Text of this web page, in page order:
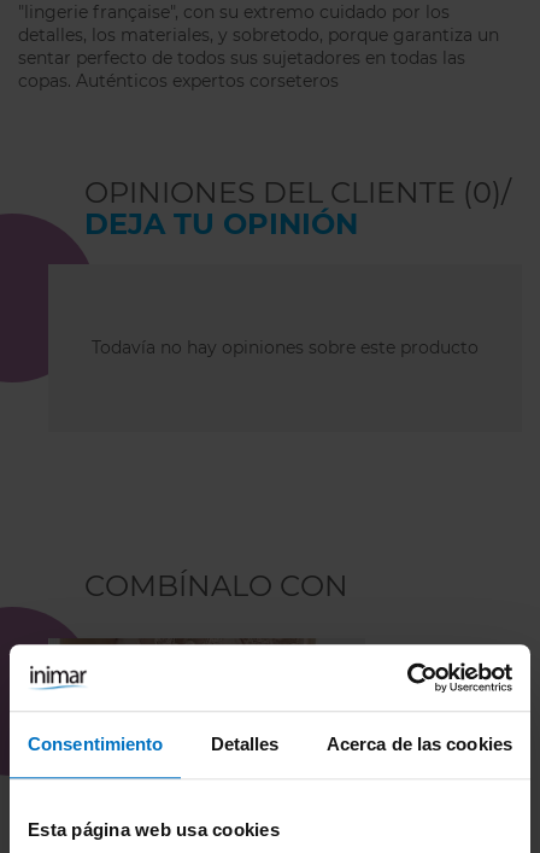
Consentimiento Detalles Acerca de las cookies
Esta página web usa cookies
"lingerie française", con su extremo cuidado por los
detalles, los materiales, y sobretodo, porque garantiza un
sentar perfecto de todos sus sujetadores en todas las
copas. Auténticos expertos corseteros
OPINIONES DEL CLIENTE (0)/
DEJA TU OPINIÓN
Todavía no hay opiniones sobre este producto
COMBÍNALO CON